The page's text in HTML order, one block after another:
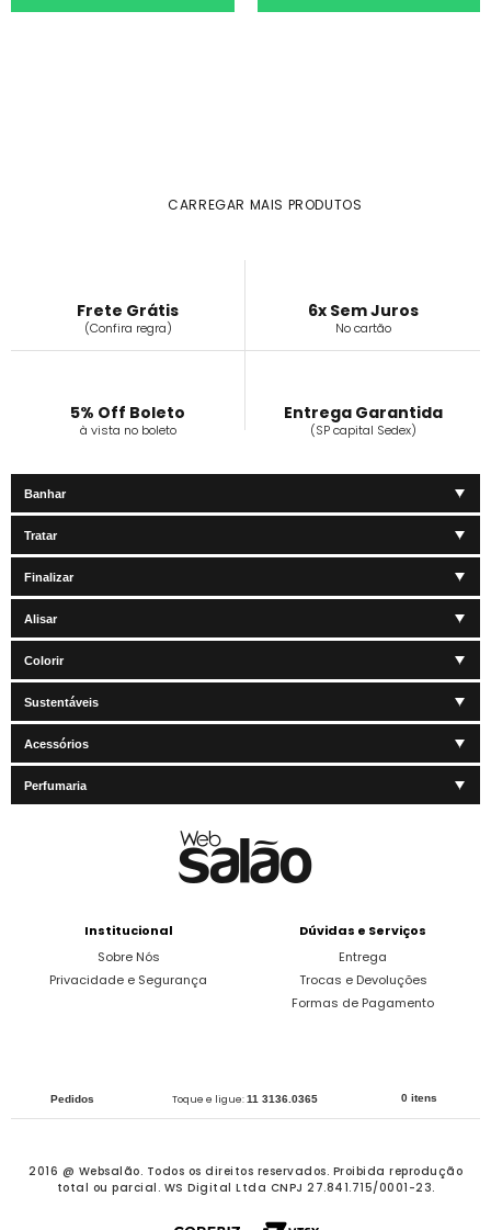
CARREGAR MAIS PRODUTOS
Frete Grátis
(Confira regra)
6x Sem Juros
No cartão
5% Off Boleto
à vista no boleto
Entrega Garantida
(SP capital Sedex)
Banhar
Tratar
Finalizar
Alisar
Colorir
Sustentáveis
Acessórios
Perfumaria
Institucional
Sobre Nós
Privacidade e Segurança
Dúvidas e Serviços
Entrega
Trocas e Devoluções
Formas de Pagamento
Pedidos Toque e ligue:11 3136.0365 0 itens
2016 @ Websalão. Todos os direitos reservados. Proibida reprodução
total ou parcial. WS Digital Ltda CNPJ 27.841.715/0001-23.